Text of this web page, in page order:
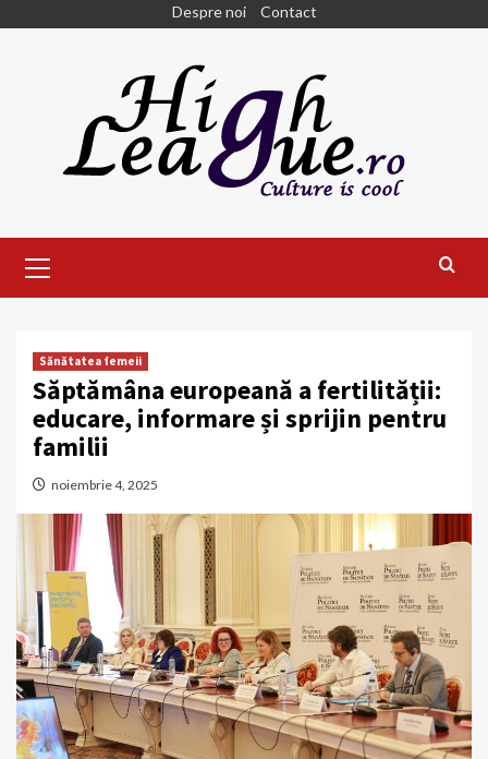
Despre noi Contact
Menu
Sănătatea femeii
Săptămâna europeană a fertilității:
educare, informare și sprijin pentru
familii
noiembrie 4, 2025